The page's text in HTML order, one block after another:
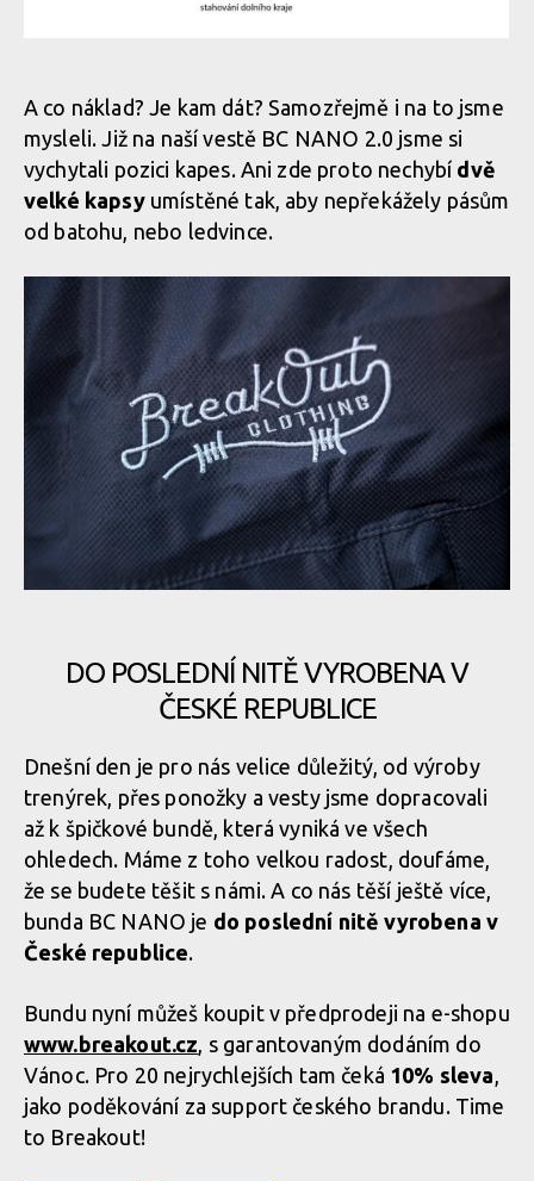
A co náklad? Je kam dát? Samozřejmě i na to jsme
mysleli. Již na naší vestě BC NANO 2.0 jsme si
vychytali pozici kapes. Ani zde proto nechybí dvě
velké kapsyumístěné tak, aby nepřekážely pásům
od batohu, nebo ledvince.
DO POSLEDNÍ NITĚ VYROBENA V
ČESKÉ REPUBLICE
Dnešní den je pro nás velice důležitý, od výroby
trenýrek, přes ponožky a vesty jsme dopracovali
až k špičkové bundě, která vyniká ve všech
ohledech. Máme z toho velkou radost, doufáme,
že se budete těšit s námi. A co nás těší ještě více,
bunda BC NANO je do poslední nitě vyrobena v
České republice.
Bundu nyní můžeš koupit v předprodeji na e-shopu
www.breakout.cz , s garantovaným dodáním do
Vánoc. Pro 20 nejrychlejších tam čeká 10% sleva
jako poděkování za support českého brandu. Time
to Breakout!